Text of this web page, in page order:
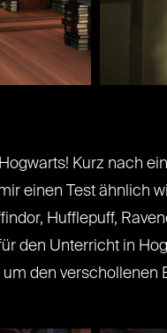
Kurz nach
einen Test ähnlich
Hufflepuff,
den Unterricht in
den verschollenen